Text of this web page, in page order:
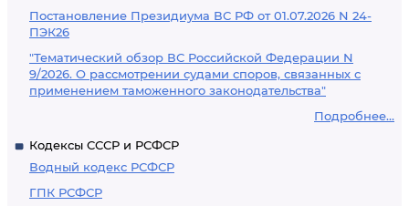
Постановление Президиума ВС РФ от 01.07.2026 N 24-
ПЭК26
"Тематический обзор ВС Российской Федерации N
9/2026. О рассмотрении судами споров, связанных с
применением таможенного законодательства"
Подробнее...
Кодексы СССР и РСФСР
Водный кодекс РСФСР
ГПК РСФСР